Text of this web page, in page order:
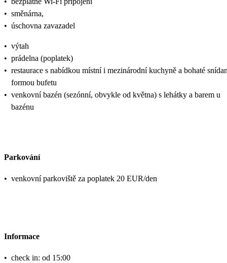
• směnárna,
• úschovna zavazadel
• výtah
• prádelna (poplatek)
• restaurace s nabídkou místní i mezinárodní kuchyně a bohaté
formou bufetu
• venkovní bazén (sezónní, obvykle od května) s lehátky a barem u
bazénu
Parkování
• venkovní parkoviště za poplatek 20 EUR/den
Informace
• check in: od 15:00